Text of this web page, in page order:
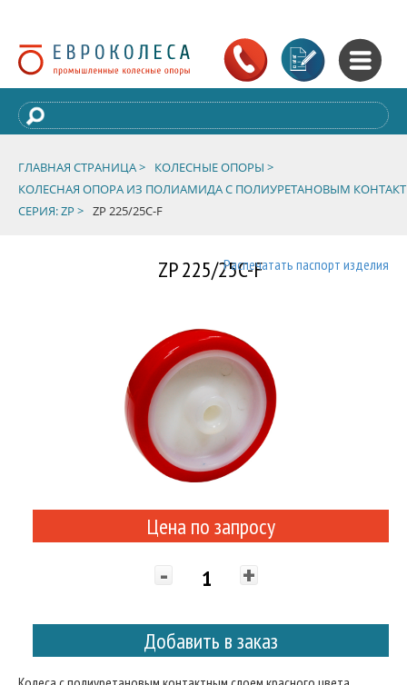
ГЛАВНАЯ СТРАНИЦА >
КОЛЕСНЫЕ ОПОРЫ >
КОЛЕСНАЯ ОПОРА ИЗ ПОЛИАМИДА С ПОЛИУРЕТАНОВЫМ
СЕРИЯ: ZP > ZP 225/25C-F
ZP 225/25C-FРаспечатать паспорт изделия
Цена по запросу
- +
Добавить в заказ